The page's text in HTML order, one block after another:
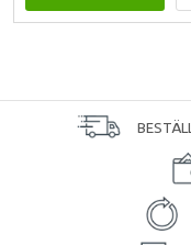
BESTÄLL